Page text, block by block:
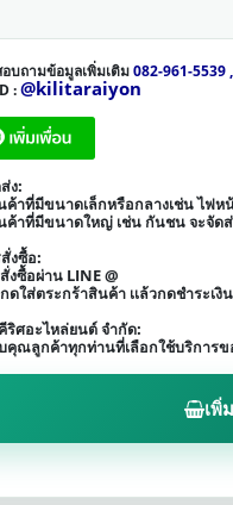
บถามข้อมูลเพิ่มเติม082-961-5539
:@kilitaraiyon
ง:
ค้าที่มีขนาดเล็กหรือกลางเช่น ไฟห
ค้าที่มีขนาดใหญ่ เช่น กันชน จะจัด
งซื้อ:
งซื้อผ่าน LINE @
ดใส่ตระกร้าสินค้า เเล้วกดชำระเงิ
ริศอะไหล่ยนต์ จำกัด:
ณลูกค้าทุกท่านที่เลือกใช้บริการข
เพิ่